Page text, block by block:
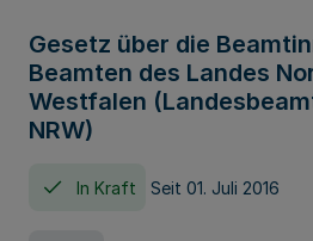
Gesetz über die
Beamten des Landes
Westfalen
NRW)
In Kraft Seit 01. Juli 2016